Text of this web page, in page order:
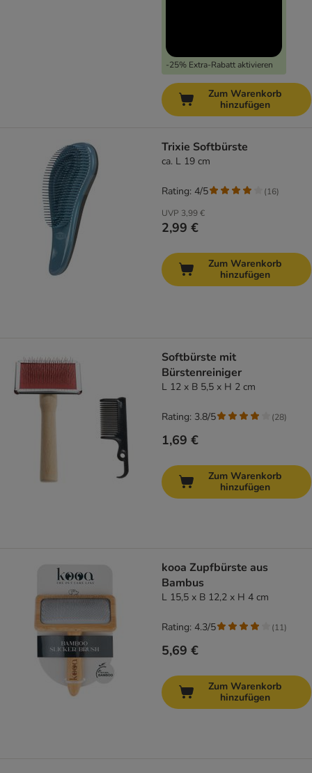
-25% Extra-Rabatt aktivieren
Zum Warenkorb
hinzufügen
Trixie Softbürste
ca. L 19 cm
UVP 3,99 €
2,99 €
Rating: 4/5 (16)
Zum Warenkorb
hinzufügen
Softbürste mit
Bürstenreiniger
L 12 x B 5,5 x H 2 cm
1,69 €
Rating: 3.8/5 (28)
Zum Warenkorb
hinzufügen
kooa Zupfbürste aus
Bambus
L 15,5 x B 12,2 x H 4 cm
5,69 €
Rating: 4.3/5 (11)
Zum Warenkorb
hinzufügen